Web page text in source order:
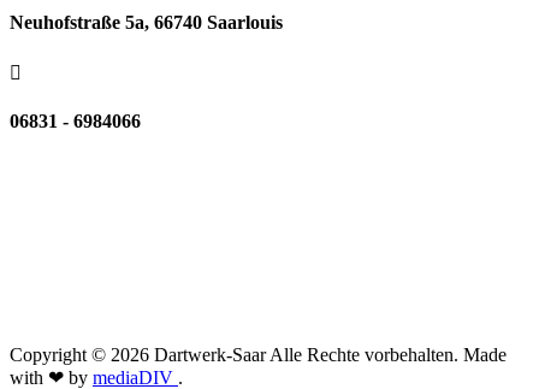
Neuhofstraße 5a, 66740 Saarlouis

06831 - 6984066
Copyright © 2026 Dartwerk-Saar Alle Rechte vorbehalten. Made
with ❤ by mediaDIV .